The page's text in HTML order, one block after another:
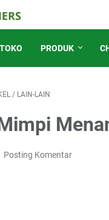
TOKO PRODUK
/ LAIN-LAIN
Posting Komentar